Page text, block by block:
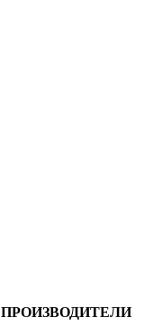
ПРОИЗВОДИТЕЛИ